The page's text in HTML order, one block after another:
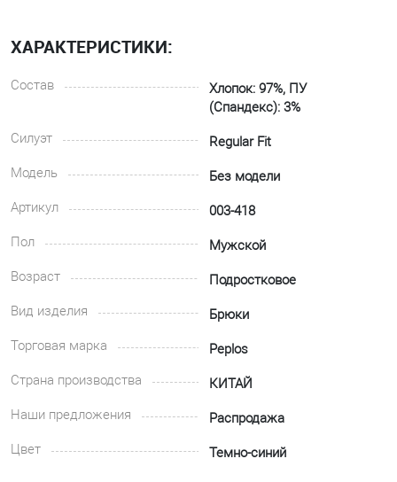
ХАРАКТЕРИСТИКИ:
Состав
Хлопок: 97%, ПУ
(Спандекс): 3%
Силуэт
Regular Fit
Модель
Без модели
Артикул
003-418
Пол
Мужской
Возраст
Подростковое
Вид изделия
Брюки
Торговая марка
Peplos
Страна производства
КИТАЙ
Наши предложения
Распродажа
Цвет
Темно-синий